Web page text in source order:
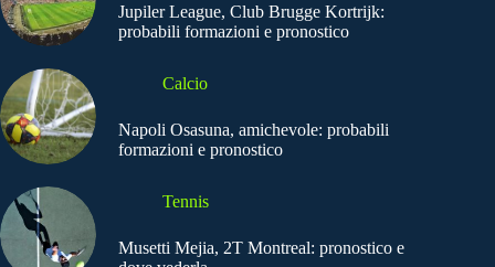
Jupiler League, Club Brugge Kortrijk:
probabili formazioni e pronostico
Calcio
Napoli Osasuna, amichevole: probabili
formazioni e pronostico
Tennis
Musetti Mejia, 2T Montreal: pronostico e